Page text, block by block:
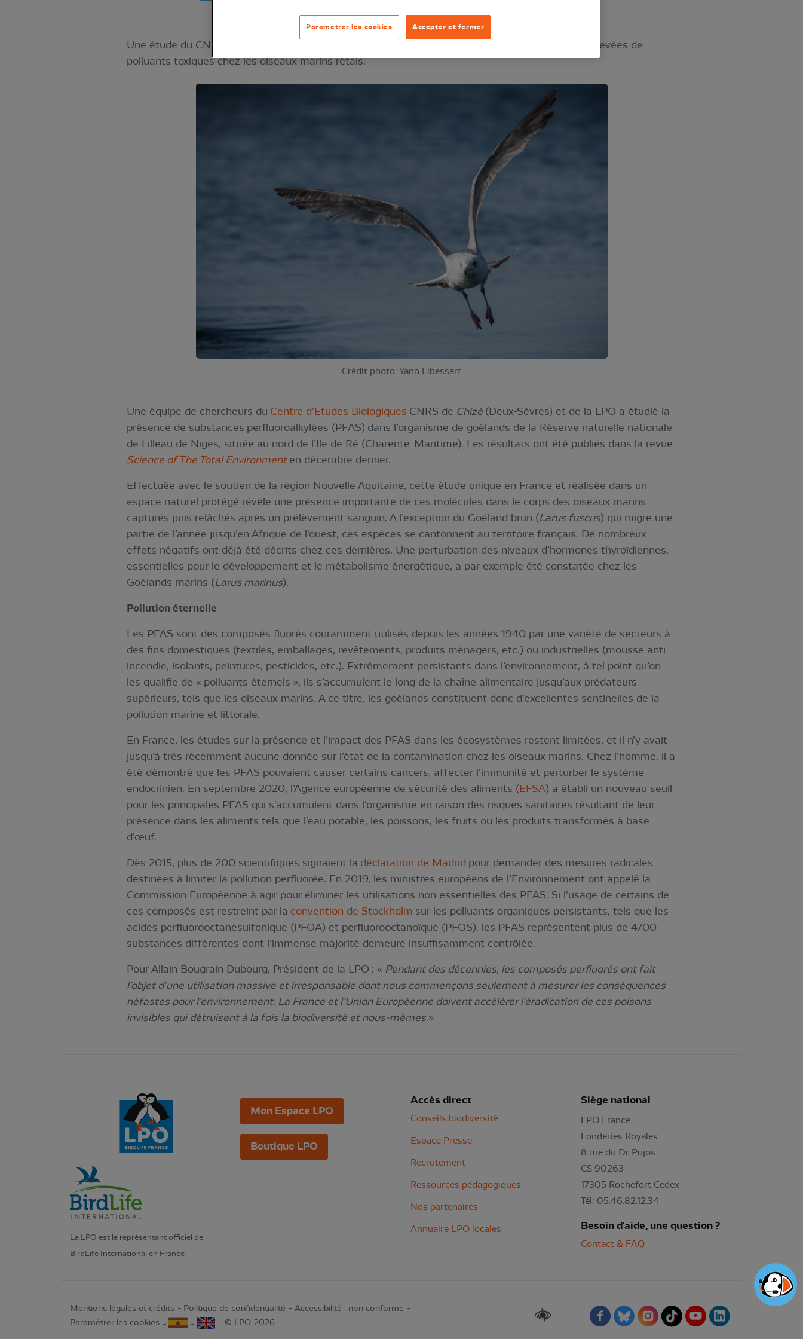
Une étude du CNRS menée en collaboration avec la LPO a mis en évidence des concentrations élevées de
polluants toxiques chez les oiseaux marins rétais.
Crédit photo: Yann Libessart
Une équipe de chercheurs du Centre d'Etudes Biologiques CNRS de Chizé(Deux-Sèvres) et de la LPO a étudié la
présence de substances perfluoroalkylées (PFAS) dans l’organisme de goélands de la Réserve naturelle nationale
de Lilleau de Niges, située au nord de l’Ile de Ré (Charente-Maritime). Les résultats ont été publiés dans la revue
Science of The Total Environment en décembre dernier.
Effectuée avec le soutien de la région Nouvelle Aquitaine, cette étude unique en France et réalisée dans un
espace naturel protégé révèle une présence importante de ces molécules dans le corps des oiseaux marins
capturés puis relâchés après un prélèvement sanguin. A l’exception du Goéland brun (Larus fuscus) qui migre une
partie de l’année jusqu’en Afrique de l’ouest, ces espèces se cantonnent au territoire français. De nombreux
effets négatifs ont déjà été décrits chez ces dernières. Une perturbation des niveaux d’hormones thyroïdiennes,
essentielles pour le développement et le métabolisme énergétique, a par exemple été constatée chez les
Goélands marins (Larus marinus).
Pollution éternelle
Les PFAS sont des composés fluorés couramment utilisés depuis les années 1940 par une variété de secteurs à
des fins domestiques (textiles, emballages, revêtements, produits ménagers, etc.) ou industrielles (mousse anti-
incendie, isolants, peintures, pesticides, etc.). Extrêmement persistants dans l’environnement, à tel point qu’on
les qualifie de « polluants éternels », ils s’accumulent le long de la chaîne alimentaire jusqu’aux prédateurs
supérieurs, tels que les oiseaux marins. A ce titre, les goélands constituent donc d’excellentes sentinelles de la
pollution marine et littorale.
En France, les études sur la présence et l’impact des PFAS dans les écosystèmes restent limitées, et il n’y avait
jusqu’à très récemment aucune donnée sur l’état de la contamination chez les oiseaux marins. Chez l’homme, il a
été démontré que les PFAS pouvaient causer certains cancers, affecter l'immunité et perturber le système
endocrinien. En septembre 2020, l’Agence européenne de sécurité des aliments (EFSA) a établi un nouveau seuil
pour les principales PFAS qui s'accumulent dans l'organisme en raison des risques sanitaires résultant de leur
présence dans les aliments tels que l'eau potable, les poissons, les fruits ou les produits transformés à base
d’œuf.
Dès 2015, plus de 200 scientifiques signaient la déclaration de Madrid pour demander des mesures radicales
destinées à limiter la pollution perfluorée. En 2019, les ministres européens de l’Environnement ont appelé la
Commission Européenne à agir pour éliminer les utilisations non essentielles des PFAS. Si l’usage de certains de
ces composés est restreint par la convention de Stockholm sur les polluants organiques persistants, tels que les
acides perfluorooctanesulfonique (PFOA) et perfluorooctanoïque (PFOS), les PFAS représentent plus de 4700
substances différentes dont l’immense majorité demeure insuffisamment contrôlée.
Pour Allain Bougrain Dubourg, Président de la LPO : « Pendant des décennies, les composés perfluorés ont fait
l’objet d’une utilisation massive et irresponsable dont nous commençons seulement à mesurer les conséquences
néfastes pour l’environnement. La France et l’Union Européenne doivent accélérer l’éradication de ces poisons
invisibles qui détruisent à la fois la biodiversité et nous-mêmes.»
La LPO est le représentant officiel de
BirdLife International en France
Mon Espace LPO
Boutique LPO
Accès direct
Conseils biodiversité
Espace Presse
Recrutement
Ressources pédagogiques
Nos partenaires
Annuaire LPO locales
Siège national
LPO France
Fonderies Royales
8 rue du Dr Pujos
CS 90263
17305 Rochefort Cedex
Tél: 05.46.82.12.34
Besoin d'aide, une question ?
Contact & FAQ
Mentions légales et crédits Politique de confidentialité
Accessibilité : non conforme
Paramétrer les cookies
© LPO 2026 Renforcer les contrastes
Accepter et fermer
Paramétrer les cookies